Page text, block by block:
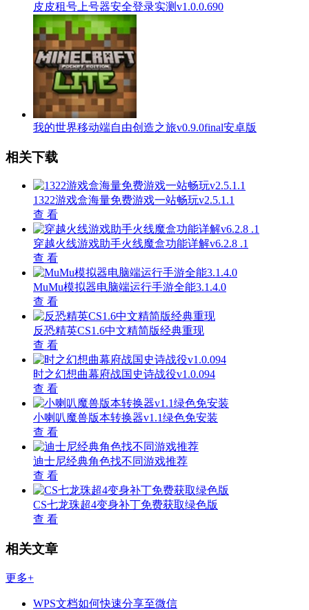
皮皮租号上号器安全登录实测v1.0.0.690
我的世界移动端自由创造之旅v0.9.0final安卓版
相关下载
1322游戏盒海量免费游戏一站畅玩v2.5.1.1
查 看
穿越火线游戏助手火线魔盒功能详解v6.2.8 .1
查 看
MuMu模拟器电脑端运行手游全能3.1.4.0
查 看
反恐精英CS1.6中文精简版经典重现
查 看
时之幻想曲幕府战国史诗战役v1.0.094
查 看
小喇叭魔兽版本转换器v1.1绿色免安装
查 看
迪士尼经典角色找不同游戏推荐
查 看
CS七龙珠超4变身补丁免费获取绿色版
查 看
相关文章
更多+
WPS文档如何快速分享至微信